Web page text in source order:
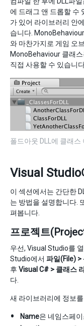
에 드래그 앤 드롭할 수
가 있어 라이브러리 안
습니다.
와 마찬가지로 게임 오
MonoBehaviour 클래
직접 사용할 수 있습니
폴드아웃 DLL에 클래
Visual
이 섹션에서는 간단한
는 방법을 설명합니다.
펴봅니다.
프로젝트
우선, Visual Studio를
Studio에서 파일(File)
후 Visual C# > 클래스
다.
새 라이브러리에 정보
Name은 네임스페이